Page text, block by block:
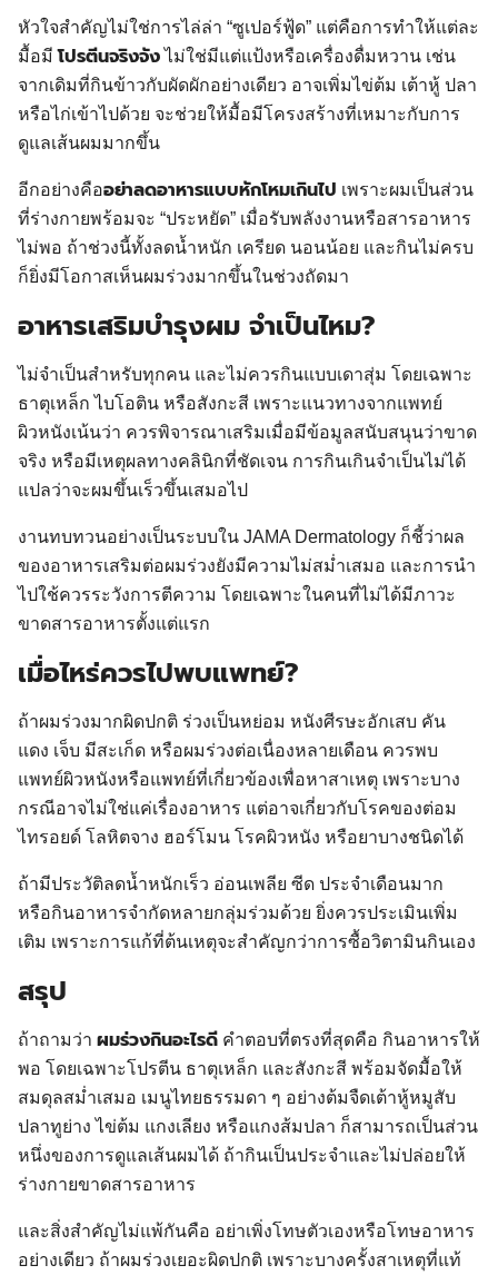
หัวใจสำคัญไม่ใช่การไล่ล่า “ซูเปอร์ฟู้ด” แต่คือการทำให้แต่ละ
มื้อมีโปรตีนจริงจังไม่ใช่มีแต่แป้งหรือเครื่องดื่มหวาน เช่น
จากเดิมที่กินข้าวกับผัดผักอย่างเดียว อาจเพิ่มไข่ต้ม เต้าหู้ ปลา
หรือไก่เข้าไปด้วย จะช่วยให้มื้อมีโครงสร้างที่เหมาะกับการ
ดูแลเส้นผมมากขึ้น
อีกอย่างคืออย่าลดอาหารแบบหักโหมเกินไป เพราะผมเป็นส่วน
ที่ร่างกายพร้อมจะ “ประหยัด” เมื่อรับพลังงานหรือสารอาหาร
ไม่พอ ถ้าช่วงนี้ทั้งลดน้ำหนัก เครียด นอนน้อย และกินไม่ครบ
ก็ยิ่งมีโอกาสเห็นผมร่วงมากขึ้นในช่วงถัดมา
อาหารเสริมบำรุงผม จำเป็นไหม?
ไม่จำเป็นสำหรับทุกคน และไม่ควรกินแบบเดาสุ่ม โดยเฉพาะ
ธาตุเหล็ก ไบโอติน หรือสังกะสี เพราะแนวทางจากแพทย์
ผิวหนังเน้นว่า ควรพิจารณาเสริมเมื่อมีข้อมูลสนับสนุนว่าขาด
จริง หรือมีเหตุผลทางคลินิกที่ชัดเจน การกินเกินจำเป็นไม่ได้
แปลว่าจะผมขึ้นเร็วขึ้นเสมอไป
งานทบทวนอย่างเป็นระบบใน JAMA Dermatology ก็ชี้ว่าผล
ของอาหารเสริมต่อผมร่วงยังมีความไม่สม่ำเสมอ และการนำ
ไปใช้ควรระวังการตีความ โดยเฉพาะในคนที่ไม่ได้มีภาวะ
ขาดสารอาหารตั้งแต่แรก
เมื่อไหร่ควรไปพบแพทย์?
ถ้าผมร่วงมากผิดปกติ ร่วงเป็นหย่อม หนังศีรษะอักเสบ คัน
แดง เจ็บ มีสะเก็ด หรือผมร่วงต่อเนื่องหลายเดือน ควรพบ
แพทย์ผิวหนังหรือแพทย์ที่เกี่ยวข้องเพื่อหาสาเหตุ เพราะบาง
กรณีอาจไม่ใช่แค่เรื่องอาหาร แต่อาจเกี่ยวกับโรคของต่อม
ไทรอยด์ โลหิตจาง ฮอร์โมน โรคผิวหนัง หรือยาบางชนิดได้
ถ้ามีประวัติลดน้ำหนักเร็ว อ่อนเพลีย ซีด ประจำเดือนมาก
หรือกินอาหารจำกัดหลายกลุ่มร่วมด้วย ยิ่งควรประเมินเพิ่ม
เติม เพราะการแก้ที่ต้นเหตุจะสำคัญกว่าการซื้อวิตามินกินเอง
สรุป
ถ้าถามว่า ผมร่วงกินอะไรดี คำตอบที่ตรงที่สุดคือ กินอาหารให้
พอ โดยเฉพาะโปรตีน ธาตุเหล็ก และสังกะสี พร้อมจัดมื้อให้
สมดุลสม่ำเสมอ เมนูไทยธรรมดา ๆ อย่างต้มจืดเต้าหู้หมูสับ
ปลาทูย่าง ไข่ต้ม แกงเลียง หรือแกงส้มปลา ก็สามารถเป็นส่วน
หนึ่งของการดูแลเส้นผมได้ ถ้ากินเป็นประจำและไม่ปล่อยให้
ร่างกายขาดสารอาหาร
และสิ่งสำคัญไม่แพ้กันคือ อย่าเพิ่งโทษตัวเองหรือโทษอาหาร
อย่างเดียว ถ้าผมร่วงเยอะผิดปกติ เพราะบางครั้งสาเหตุที่แท้